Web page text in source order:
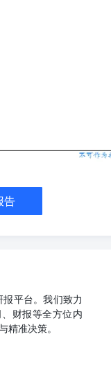
告
报平台。我们致力
财报等全方位内
精准决策。